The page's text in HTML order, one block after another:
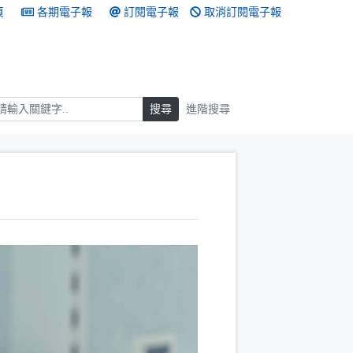
各期電子報 訂閱電子報 取消訂閱電子報
搜尋 進階搜尋